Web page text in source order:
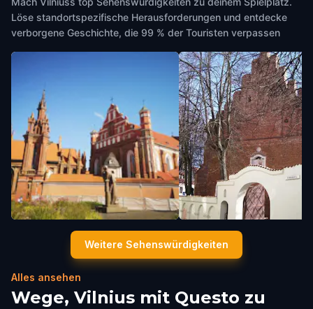
Löse standortspezifische Herausforderungen und entdecke
verborgene Geschichte, die 99 % der Touristen verpassen
St Anne and Bernadines St. Nicholas Church
Vilnius,Lithuania
Weitere Sehenswürdigkeiten
Alles ansehen
Wege, Vilnius mit Questo zu